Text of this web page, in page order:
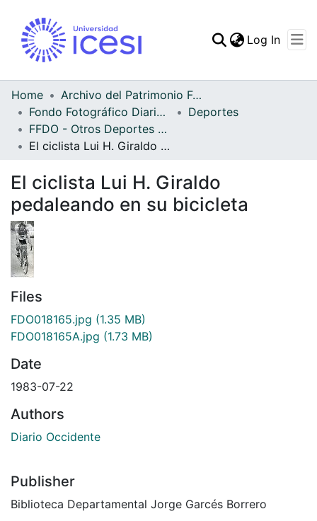
Statistics
Log In
Home
Archivo del Patrimonio Fotográfico y Fílmico del Valle del Cauca
Fondo Fotográfico Diario Occidente
Deportes
FFDO - Otros Deportes - Patrimonial
El ciclista Lui H. Giraldo pedaleando en su bicicleta
El ciclista Lui H. Giraldo
pedaleando en su bicicleta
Files
FDO018165.jpg (1.35 MB)
FDO018165A.jpg (1.73 MB)
Date
1983-07-22
Authors
Diario Occidente
Publisher
Biblioteca Departamental Jorge Garcés Borrero